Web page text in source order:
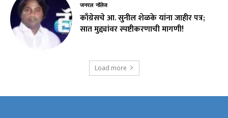
जनरल नॉलेज
काँग्रेसचे आ. सुनील शेळके यांना जाहीर पत्र;
सात मुद्द्यांवर स्पष्टीकरणाची मागणी!
Load more